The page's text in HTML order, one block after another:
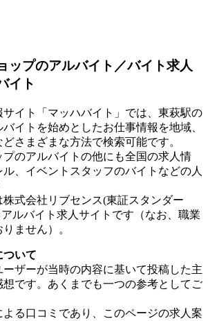
ップのアルバイト／バイト求人
イト
イト「マッハバイト」では、東萩駅の
イトを始めとしたお仕事情報を地域、
さまざまな方法で検索可能です。
のアルバイトの他にも全国の求人情
、イベントスタッフのバイトなどの人
株式会社リブセンス(東証スタンダー
アルバイト求人サイトです（なお、職業
ません）。
ついて
ザーが当時の内容に基いて投稿した主
です。あくまでも一つの参考としてご
る口コミであり、このページの求人案